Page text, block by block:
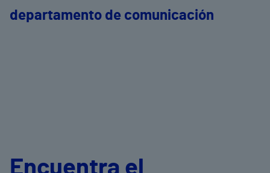
departamento de comunicación
Encuentra el